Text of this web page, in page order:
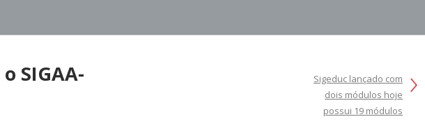
Sigeduc lançado com
dois módulos hoje
possui 19 módulos
SIGAA-